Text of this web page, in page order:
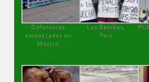
Defensoras
amenazadas en
México
Las Bambas,
Perú